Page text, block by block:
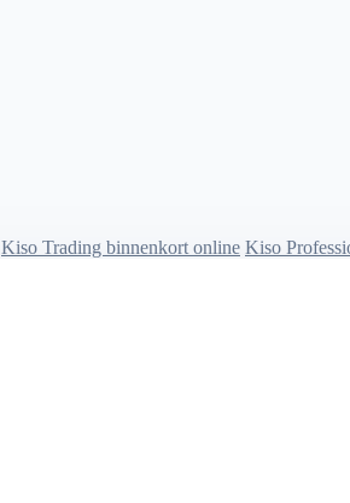
Kiso Trading binnenkort online Kiso